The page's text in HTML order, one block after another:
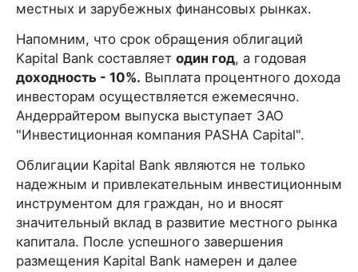
местных и зарубежных финансовых рынках.
Напомним, что срок обращения облигаций
Kapital Bank составляет один год, а годовая
доходность - 10%. Выплата процентного дохода
инвесторам осуществляется ежемесячно.
Андеррайтером выпуска выступает ЗАО
"Инвестиционная компания PASHA Capital".
Облигации Kapital Bank являются не только
надежным и привлекательным инвестиционным
инструментом для граждан, но и вносят
значительный вклад в развитие местного рынка
капитала. После успешного завершения
размещения Kapital Bank намерен и далее